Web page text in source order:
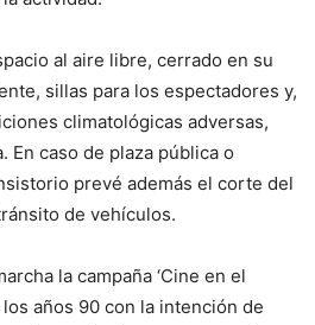
al aire libre, cerrado en su
sillas para los espectadores y,
climatológicas adversas,
En caso de plaza pública o
prevé además el corte del
de vehículos.
la campaña ‘Cine en el
los años 90 con la intención de